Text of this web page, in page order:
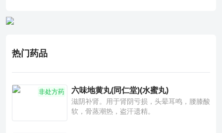
热门药品
非处方药 六味地黄丸(同仁堂)(水蜜丸)
滋阴补肾。用于肾阴亏损，头晕耳鸣，腰膝酸
软，骨蒸潮热，盗汗遗精。